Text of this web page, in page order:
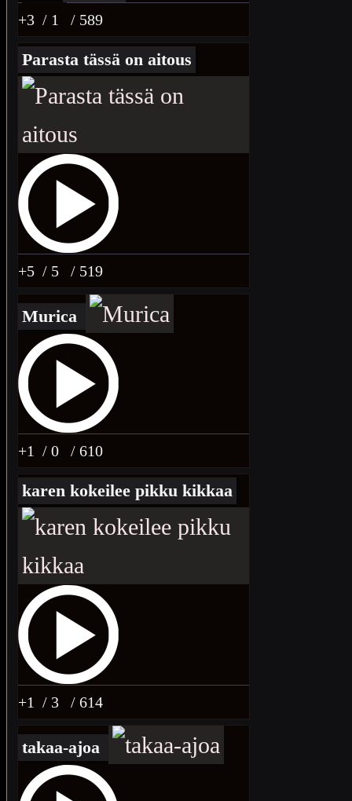
+3 / 1 / 589
Parasta tässä on aitous
+5 / 5 / 519
Murica
+1 / 0 / 610
karen kokeilee pikku kikkaa
+1 / 3 / 614
takaa-ajoa